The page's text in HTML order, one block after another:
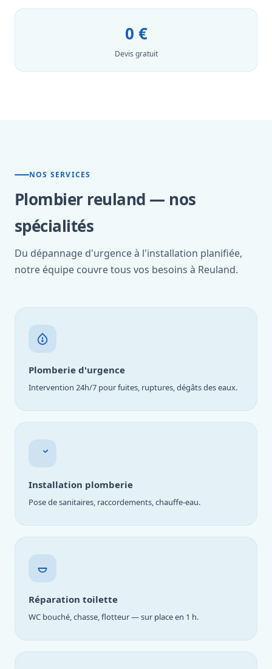
0 €
Devis gratuit
NOS SERVICES
Plombier reuland — nos
spécialités
Du dépannage d'urgence à l'installation planifiée,
notre équipe couvre tous vos besoins à Reuland.
Plomberie d'urgence
Intervention 24h/7 pour fuites, ruptures, dégâts des eaux.
Installation plomberie
Pose de sanitaires, raccordements, chauffe-eau.
Réparation toilette
WC bouché, chasse, flotteur — sur place en 1 h.